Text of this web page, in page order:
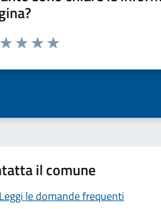
da 1 a 5 stelle la pagina
il comune
Leggi le domande frequenti